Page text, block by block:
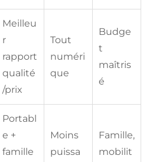
Meilleu
r
rapport
qualité
/prix
Tout
numéri
que
Budge
t
maîtris
é
Portabl
e +
famille
Moins
puissa
Famille,
mobilit